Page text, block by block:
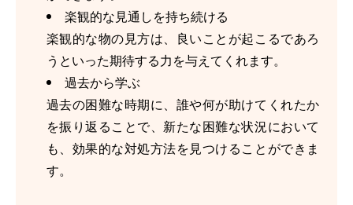
楽観的な見通しを持ち続ける
楽観的な物の見方は、良いことが起こるであろ
うといった期待する力を与えてくれます。
過去から学ぶ
過去の困難な時期に、誰や何が助けてくれたか
を振り返ることで、新たな困難な状況において
も、効果的な対処方法を見つけることができま
す。